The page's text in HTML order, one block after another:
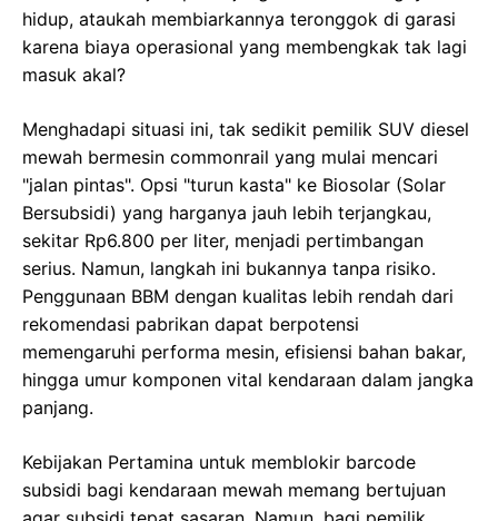
hidup, ataukah membiarkannya teronggok di garasi
karena biaya operasional yang membengkak tak lagi
masuk akal?
Menghadapi situasi ini, tak sedikit pemilik SUV diesel
mewah bermesin commonrail yang mulai mencari
"jalan pintas". Opsi "turun kasta" ke Biosolar (Solar
Bersubsidi) yang harganya jauh lebih terjangkau,
sekitar Rp6.800 per liter, menjadi pertimbangan
serius. Namun, langkah ini bukannya tanpa risiko.
Penggunaan BBM dengan kualitas lebih rendah dari
rekomendasi pabrikan dapat berpotensi
memengaruhi performa mesin, efisiensi bahan bakar,
hingga umur komponen vital kendaraan dalam jangka
panjang.
Kebijakan Pertamina untuk memblokir barcode
subsidi bagi kendaraan mewah memang bertujuan